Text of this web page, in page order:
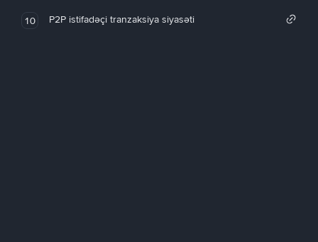
10 P2P istifadəçi tranzaksiya siyasəti